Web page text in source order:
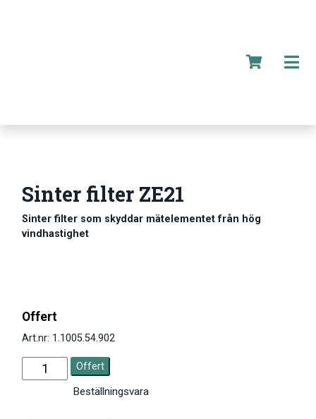
Sinter filter ZE21
Sinter filter som skyddar mätelementet från hög
vindhastighet
Offert
Art.nr: 1.1005.54.902
Offert
Beställningsvara